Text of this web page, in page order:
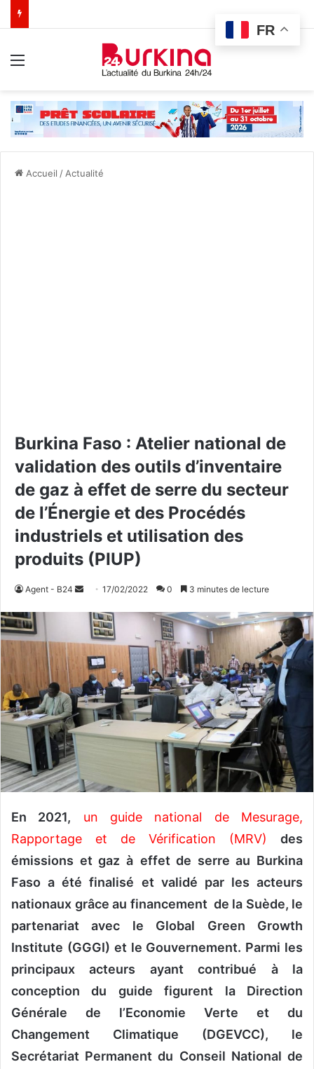
Accueil / Actualité
Burkina Faso : Atelier national de
validation des outils d’inventaire
de gaz à effet de serre du secteur
de l’Énergie et des Procédés
industriels et utilisation des
produits (PIUP)
Agent - B24
y
e
u
n
c
r
i
l
17/02/2022 0 3 minutes de lecture
En 2021,
un guide national de Mesurage,
Rapportage et de Vérification (MRV)
des
émissions et gaz à effet de serre au Burkina
Faso a été finalisé et validé par les acteurs
nationaux grâce au financement de la Suède, le
partenariat avec le Global Green Growth
Institute (GGGI) et le Gouvernement. Parmi les
principaux acteurs ayant contribué à la
conception du guide figurent la Direction
Générale de l’Economie Verte et du
Changement Climatique (DGEVCC), le
Secrétariat Permanent du Conseil National de
FR